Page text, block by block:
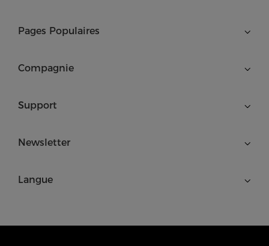
Pages Populaires
Compagnie
Support
Newsletter
Langue